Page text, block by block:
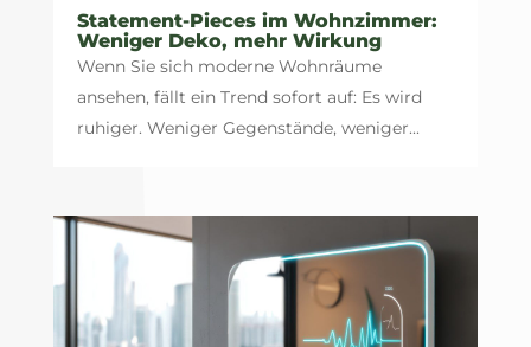
Statement-Pieces im Wohnzimmer:
Weniger Deko, mehr Wirkung
Wenn Sie sich moderne Wohnräume
ansehen, fällt ein Trend sofort auf: Es wird
ruhiger. Weniger Gegenstände, weniger...